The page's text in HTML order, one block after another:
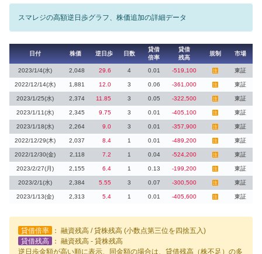
スマレジの高額逆日歩グラフ、株価追加の詳細データ
日付 株価 逆日歩 日数
貸借
倍率
貸借
残高
規制 市場
2023/1/4(水) 2,048 29.6 4 0.01 -519,100 注 東証
2022/12/14(水) 1,881 12.0 3 0.06 -361,000 注 東証
2023/1/25(水) 2,374 11.85 3 0.05 -322,500 注 東証
2023/1/11(水) 2,345 9.75 3 0.01 -405,100 注 東証
2023/1/18(水) 2,264 9.0 3 0.01 -357,900 注 東証
2022/12/29(木) 2,037 8.4 1 0.01 -489,200 注 東証
2022/12/30(金) 2,118 7.2 1 0.04 -524,200 注 東証
2023/2/27(月) 2,155 6.4 1 0.13 -199,200 注 東証
2023/2/1(水) 2,384 5.55 3 0.07 -300,500 注 東証
2023/1/13(金) 2,313 5.4 1 0.01 -405,600 注 東証
貸借倍率
： 融資残高 / 貸株残高 (小数点第三位を四捨五入)
貸借残高
： 融資残高 - 貸株残高
逆日歩金額が高い順に表示、同金額の場合は、貸借残高（株不足）の多